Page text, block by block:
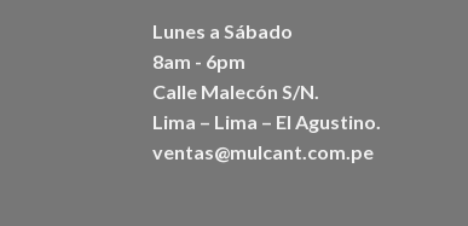
Lunes a Sábado
8am - 6pm
Calle Malecón S/N.
Lima – Lima – El Agustino.
ventas@mulcant.com.pe